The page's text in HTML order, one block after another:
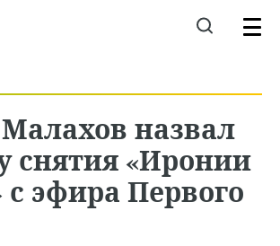
назвал
снятия «Иронии
с эфира Первого